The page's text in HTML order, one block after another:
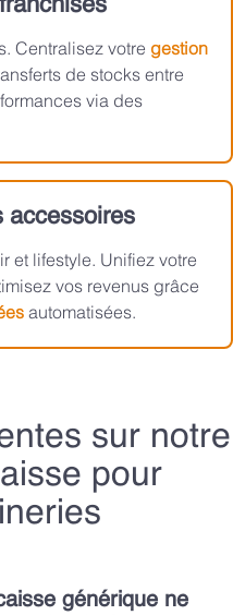
Centralisez votre gestion
de stocks entre
via des
accessoires
et lifestyle. Unifiez votre
vos revenus grâce
automatisées.
sur notre
pour
générique ne